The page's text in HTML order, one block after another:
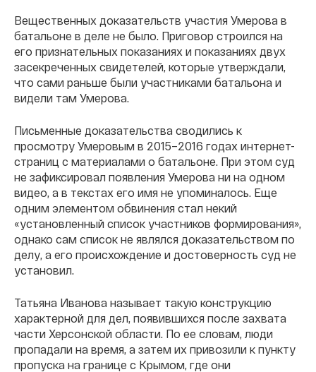
Вещественных доказательств участия Умерова в
батальоне в деле не было. Приговор строился на
его признательных показаниях и показаниях двух
засекреченных свидетелей, которые утверждали,
что сами раньше были участниками батальона и
видели там Умерова.
Письменные доказательства сводились к
просмотру Умеровым в 2015–2016 годах интернет-
страниц с материалами о батальоне. При этом суд
не зафиксировал появления Умерова ни на одном
видео, а в текстах его имя не упоминалось. Еще
одним элементом обвинения стал некий
«установленный список участников формирования»,
однако сам список не являлся доказательством по
делу, а его происхождение и достоверность суд не
установил.
Татьяна Иванова называет такую конструкцию
характерной для дел, появившихся после захвата
части Херсонской области. По ее словам, люди
пропадали на время, а затем их привозили к пункту
пропуска на границе с Крымом, где они